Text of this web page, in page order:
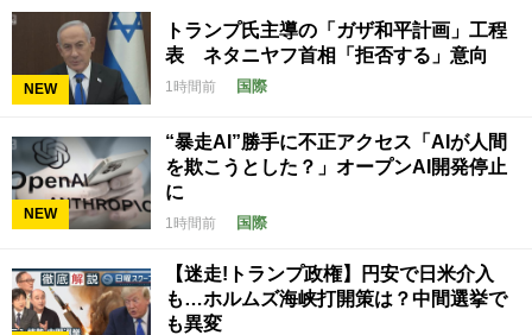
NEW
トランプ氏主導の「ガザ和平計画」工程
表 ネタニヤフ首相「拒否する」意向
1時間前 国際
NEW
“暴走AI”勝手に不正アクセス「AIが人間
を欺こうとした？」オープンAI開発停止
に
1時間前 国際
【迷走!トランプ政権】円安で日米介入
も…ホルムズ海峡打開策は？中間選挙で
も異変